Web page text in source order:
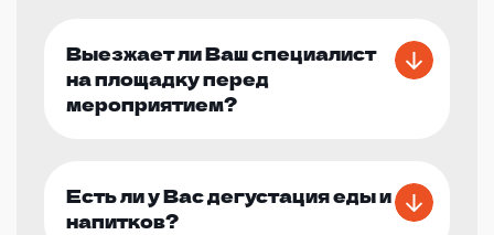
Выезжает ли Ваш специалист
на площадку перед
мероприятием?
Есть ли у Вас дегустация еды и
напитков?